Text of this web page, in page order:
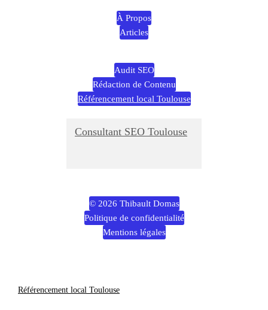
À Propos
Articles
Audit SEO
Rédaction de Contenu
Référencement local Toulouse
Consultant SEO Toulouse
© 2026 Thibault Domas
Politique de confidentialité
Mentions légales
Référencement local Toulouse